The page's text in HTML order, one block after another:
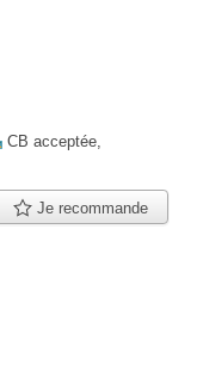
CB acceptée,
Je recommande